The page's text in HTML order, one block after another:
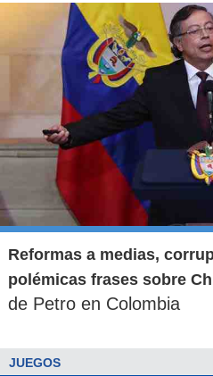
Reformas a medias,
polémicas frases sobre
de Petro en Colombia
JUEGOS